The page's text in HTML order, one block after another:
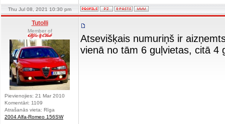
Thu Jul 08, 2021 10:30 pm
Tutolli
Member of
Pievienojies: 21 Mar 2010
Komentāri: 1109
Atrašanās vieta: Rīga
2004 Alfa-Romeo 156SW
Atsevišķais numuriņš ir
vienā no tām 6 guļvietas, citā 4